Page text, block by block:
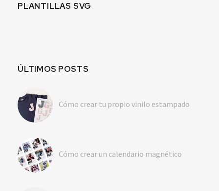
PLANTILLAS SVG
ÚLTIMOS POSTS
Cómo crear tu propio vinilo estampado
Cómo crear un calendario magnético